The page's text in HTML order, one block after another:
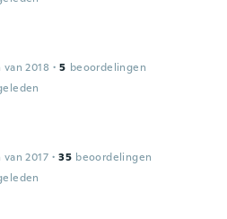
2018 · 5 beoordelingen
2017 · 35 beoordelingen